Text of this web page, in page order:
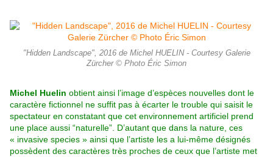
"Hidden Landscape", 2016 de Michel HUELIN - Courtesy Galerie
Zürcher © Photo Éric Simon
Michel Huelin obtient ainsi l’image d’espèces nouvelles dont le
caractère fictionnel ne suffit pas à écarter le trouble qui saisit le
spectateur en constatant que cet environnement artificiel prend
une place aussi “naturelle”. D’autant que dans la nature, ces
« invasive species » ainsi que l’artiste les a lui-même désignés
possèdent des caractères très proches de ceux que l’artiste met